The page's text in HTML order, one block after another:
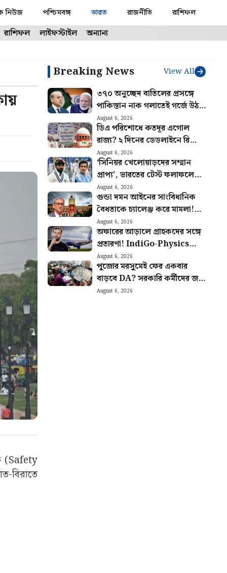
নিউজ পশ্চিমবঙ্গ ভারত রাজনীতি রাশিফল
রাশিফল লাইফস্টাইল অন্যান্য
(Safety
বিরাতে
Breaking News View All
৩৭০ অনুচ্ছেদ বাতিলের প্রসঙ্গে
পাকিস্তান নাক গলাতেই গর্জে উঠল
ভারত! ইসলামাবাদকে কড়া বার্তা
নয়াদিল্লির
August 6, 2026
ডিএ পরিশোধে কতদূর এগোল
রাজ্য? ২ দিনের ডেডলাইনে রিপোর্ট
জমার নির্দেশ সুপ্রিম কোর্টের
August 6, 2026
‘সিনিয়র খেলোয়াড়দের সম্মান
প্রাপ্য’, ভারতের টেস্ট ফলাফলে
চিন্তিত রাহানে, গম্ভীরের উদ্দেশ্যে
বিশেষ পরামর্শ
August 6, 2026
গুন্ডা দমন আইনের সাংবিধানিক
বৈধতাকে চ্যালেঞ্জ করে মামলা!
খারিজ করে দিল হাইকোর্ট
August 6, 2026
অফারের আড়ালে গ্রাহকদের সঙ্গে
প্রতারণা! IndiGo-Physics
Wallah সহ ৯ টি সংস্থাকে
জরিমানা কেন্দ্রের
August 6, 2026
পুজোর মরসুমেই ফের একবার
বাড়বে DA? সরকারি কর্মীদের জন্য
বিরাট আপডেট
August 6, 2026